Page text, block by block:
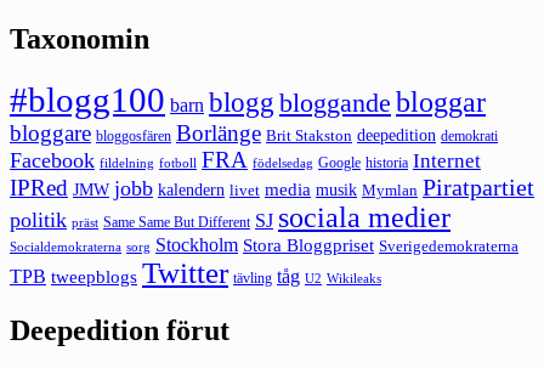
Taxonomin
#blogg100 barn blogg bloggande bloggar
bloggare bloggosfären Borlänge Brit Stakston deepedition demokrati
Facebook fildelning fotboll FRA födelsedag Google historia Internet
IPRed JMW jobb kalendern livet media musik Mymlan Piratpartiet
politik präst Same Same But Different SJ sociala medier
Socialdemokraterna sorg Stockholm Stora Bloggpriset Sverigedemokraterna
TPB tweepblogs Twitter tävling tåg U2 Wikileaks
Deepedition förut